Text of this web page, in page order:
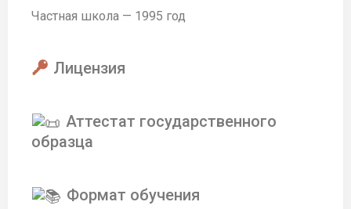
Частная школа — 1995 год
Лицензия
Аттестат государственного
образца
Формат обучения